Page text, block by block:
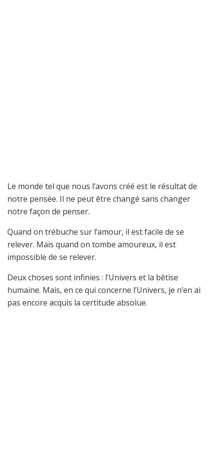
Le monde tel que nous l’avons créé est le résultat de
notre pensée. Il ne peut être changé sans changer
notre façon de penser.
Quand on trébuche sur l’amour, il est facile de se
relever. Mais quand on tombe amoureux, il est
impossible de se relever.
Deux choses sont infinies : l’Univers et la bêtise
humaine. Mais, en ce qui concerne l’Univers, je n’en ai
pas encore acquis la certitude absolue.